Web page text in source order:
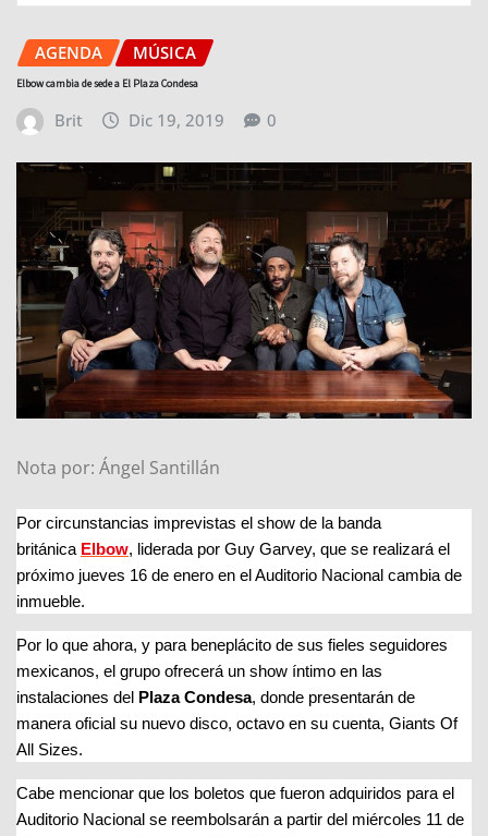
AGENDA MÚSICA
Elbow cambia de sede a El Plaza Condesa
Brit Dic 19, 2019 0
Nota por: Ángel Santillán
Por circunstancias imprevistas el show de la banda
británica Elbow, liderada por Guy Garvey, que se realizará el
próximo jueves 16 de enero en el Auditorio Nacional cambia de
inmueble.
Por lo que ahora, y para beneplácito de sus fieles seguidores
mexicanos, el grupo ofrecerá un show íntimo en las
instalaciones del
Plaza Condesa, donde presentarán de
manera oficial su nuevo disco, octavo en su cuenta, Giants Of
All Sizes.
Cabe mencionar que los boletos que fueron adquiridos para el
Auditorio Nacional se reembolsarán a partir del miércoles 11 de